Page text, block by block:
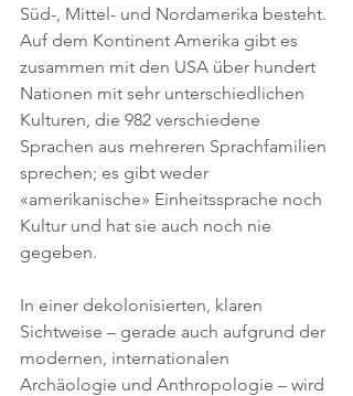
Süd-, Mittel- und Nordamerika besteht.
Auf dem Kontinent Amerika gibt es
zusammen mit den USA über hundert
Nationen mit sehr unterschiedlichen
Kulturen, die 982 verschiedene
Sprachen aus mehreren Sprachfamilien
sprechen; es gibt weder
«amerikanische» Einheitssprache noch
Kultur und hat sie auch noch nie
gegeben.
In einer dekolonisierten, klaren
Sichtweise – gerade auch aufgrund der
modernen, internationalen
Archäologie und Anthropologie – wird